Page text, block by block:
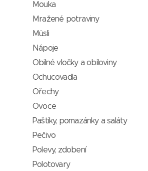
Mouka
Mražené potraviny
Müsli
Nápoje
Obilné vločky a obiloviny
Ochucovadla
Ořechy
Ovoce
Paštiky, pomazánky a saláty
Pečivo
Polevy, zdobení
Polotovary